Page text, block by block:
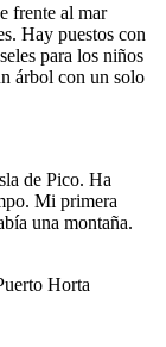
frente al mar
Hay puestos con
para los niños
árbol con un solo
de Pico. Ha
Mi primera
una montaña.